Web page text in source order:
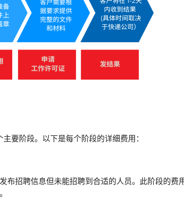
要阶段。以下是每个阶段的详细费用：
布招聘信息但未能招聘到合适的人员。此阶段的费